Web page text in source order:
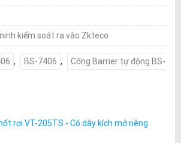
kiểm soát ra vào Zkteco
, BS-7406 ,
Cổng Barrier tự động BS-
rơi VT-205TS - Có dây kích mở riêng